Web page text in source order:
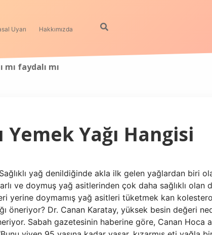
Uyarı Hakkımızda
mı faydalı mı
Yemek Yağı Hangisi
yağ denildiğinde akla ilk gelen yağlardan biri
ve doymuş yağ asitlerinden çok daha sağlıklı olan
yerine doymamış yağ asitleri tüketmek kan
öneriyor? Dr. Canan Karatay, yüksek besin değeri
Sabah gazetesinin haberine göre, Canan Hoca